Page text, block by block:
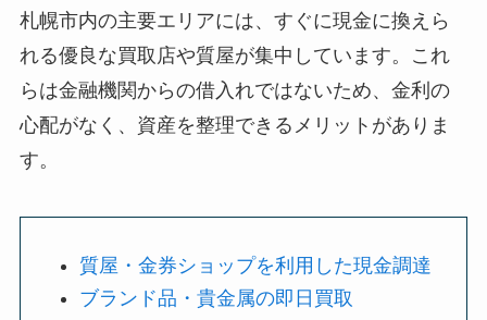
札幌市内の主要エリアには、すぐに現金に換えら
れる優良な買取店や質屋が集中しています。これ
らは金融機関からの借入れではないため、金利の
心配がなく、資産を整理できるメリットがありま
す。
質屋・金券ショップを利用した現金調達
ブランド品・貴金属の即日買取